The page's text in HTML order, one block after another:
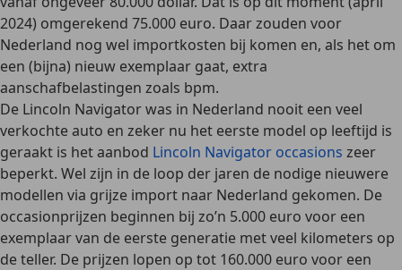
2024) omgerekend 75.000 euro. Daar zouden voor
Nederland nog wel importkosten bij komen en, als het om
een (bijna) nieuw exemplaar gaat, extra
aanschafbelastingen zoals bpm.
De Lincoln Navigator was in Nederland nooit een veel
verkochte auto en zeker nu het eerste model op leeftijd is
geraakt is het aanbod Lincoln Navigator occasions zeer
beperkt. Wel zijn in de loop der jaren de nodige nieuwere
modellen via grijze import naar Nederland gekomen. De
occasionprijzen beginnen bij zo’n 5.000 euro voor een
exemplaar van de eerste generatie met veel kilometers op
de teller. De prijzen lopen op tot 160.000 euro voor een